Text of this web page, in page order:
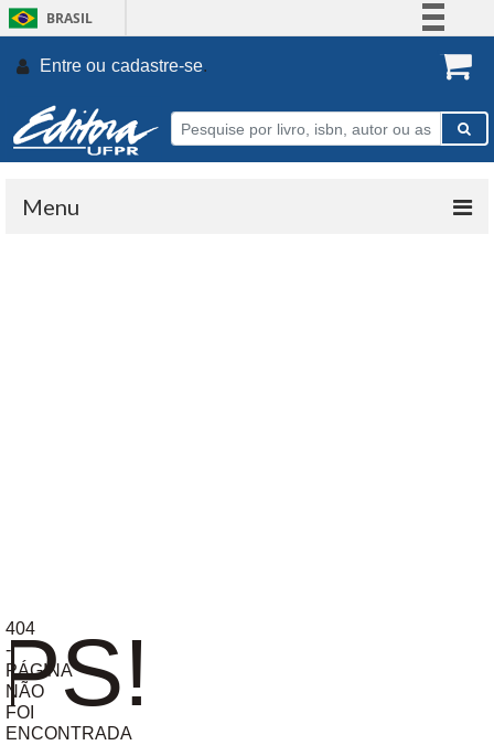
BRASIL
Participe
Entre ou cadastre-se.
Menu
404
-
PÁGINA
NÃO
FOI
ENCONTRADA